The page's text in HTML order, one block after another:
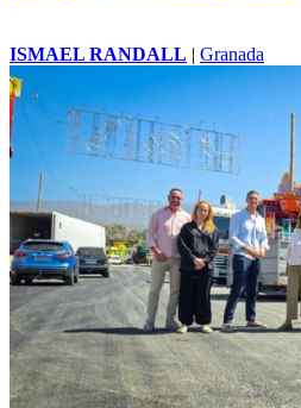
ISMAEL RANDALL | Granada